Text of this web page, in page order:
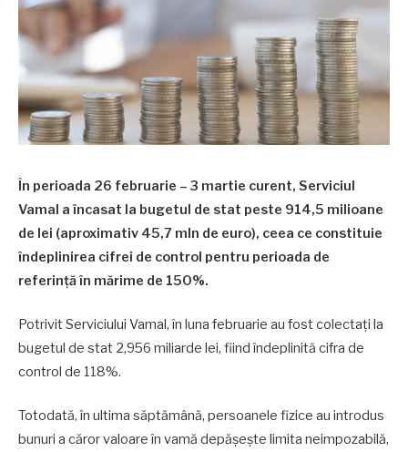
În perioada 26 februarie – 3 martie curent, Serviciul
Vamal a încasat la bugetul de stat peste 914,5 milioane
de lei (aproximativ 45,7 mln de euro), ceea ce constituie
îndeplinirea cifrei de control pentru perioada de
referință în mărime de 150%.
Potrivit Serviciului Vamal, în luna februarie au fost colectați la
bugetul de stat 2,956 miliarde lei, fiind îndeplinită cifra de
control de 118%.
Totodată, în ultima săptămână, persoanele fizice au introdus
bunuri a căror valoare în vamă depășește limita neimpozabilă,